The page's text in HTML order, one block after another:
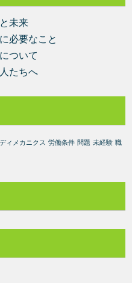
未来
必要なこと
ついて
たちへ
ィメカニクス 労働条件 問題 未経験 職